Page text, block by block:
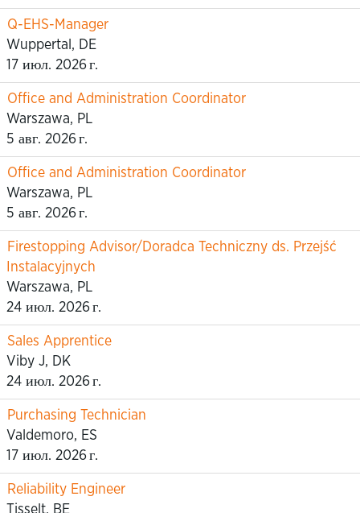
Q-EHS-Manager
Wuppertal, DE
17 июл. 2026 г.
Office and Administration Coordinator
Warszawa, PL
5 авг. 2026 г.
Office and Administration Coordinator
Warszawa, PL
5 авг. 2026 г.
Firestopping Advisor/Doradca Techniczny ds. Przejść
Instalacyjnych
Warszawa, PL
24 июл. 2026 г.
Sales Apprentice
Viby J, DK
24 июл. 2026 г.
Purchasing Technician
Valdemoro, ES
17 июл. 2026 г.
Reliability Engineer
Tisselt, BE